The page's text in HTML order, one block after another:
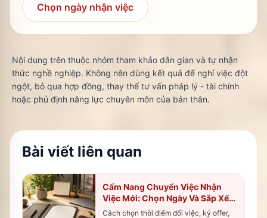
Chọn ngày nhận việc
Nội dung trên thuộc nhóm tham khảo dân gian và tự nhận
thức nghề nghiệp. Không nên dùng kết quả để nghỉ việc đột
ngột, bỏ qua hợp đồng, thay thế tư vấn pháp lý - tài chính
hoặc phủ định năng lực chuyên môn của bản thân.
Bài viết liên quan
Cẩm Nang Chuyển Việc Nhận
Việc Mới: Chọn Ngày Và Sắp Xếp
Vận Trình
Cách chọn thời điểm đổi việc, ký offer,